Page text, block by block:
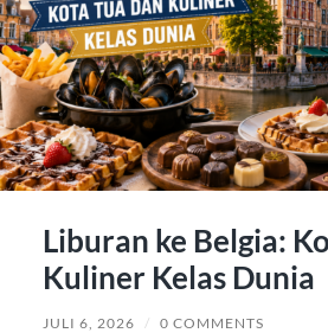
Liburan ke Belgia:
Kuliner Kelas Dunia
JULI 6, 2026 / 0 COMMENTS